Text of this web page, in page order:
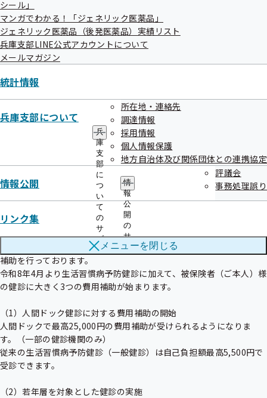
シール」
マンガでわかる！「ジェネリック医薬品」
ジェネリック医薬品（後発医薬品）実績リスト
兵庫支部LINE公式アカウントについて
メールマガジン
統計情報
兵庫支部について
兵
庫
支
部
に
つ
い
て
の
サ
ブ
メ
ュ
ー
所在地・連絡先
調達情報
採用情報
個人情報保護
地方自治体及び関係団体との連携協定
情報公開
情
報
公
開
の
サ
ブ
メ
ニ
ュ
ー
評議会
事務処理誤り
リンク集
メニューを閉じる
○送付時期：令和8年1月13日～令和8年1月23日にかけて順次発送
○送付先：お勤めの方は事業所様宛、任意継続にご加入の方はご自宅
○対象期間：主に令和6年9月から令和7年8月診療分
令和7年9月～12月診療分については、医療機関等から発行される領
収書に基づき、ご自身で医療費控除の明細書を作成し、確定申告書に
添付する必要があります。
▼医療費のお知らせに関するQ&Aはこちら
https://merumaga.kyoukaikenpo.or.jp/us/c2/umJ8d?
t1=RpR&t2=4q1GHuzJseb&t3=SKeIh
【３】令和8年度より被保険者の健診費用の補助を拡大します
協会けんぽでは、加入者の皆様の健康保持・増進のために健診費用の
補助を行っております。
令和8年4月より生活習慣病予防健診に加えて、被保険者（ご本人）様
の健診に大きく3つの費用補助が始まります。
（1）人間ドック健診に対する費用補助の開始
人間ドックで最高25,000円の費用補助が受けられるようになりま
す。（一部の健診機関のみ）
従来の生活習慣病予防健診（一般健診）は自己負担額最高5,500円で
受診できます。
（2）若年層を対象とした健診の実施